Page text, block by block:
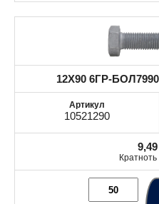
12X90 6ГР-
10521290
9,49